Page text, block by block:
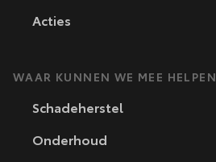
Acties
WAAR KUNNEN WE MEE HELPEN
Schadeherstel
Onderhoud